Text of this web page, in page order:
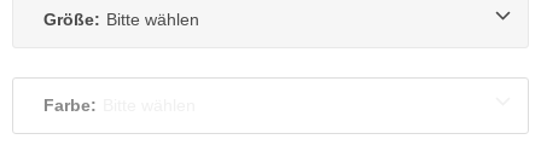
Größe: Bitte wählen
Farbe: